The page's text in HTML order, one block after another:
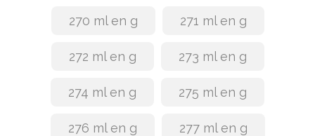
270 ml en g 271 ml en g
272 ml en g 273 ml en g
274 ml en g 275 ml en g
276 ml en g 277 ml en g